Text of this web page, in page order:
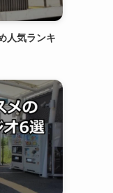
人気ランキ